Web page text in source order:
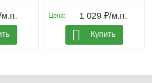
Цена: 1 029 ₽/м.п.
Купить